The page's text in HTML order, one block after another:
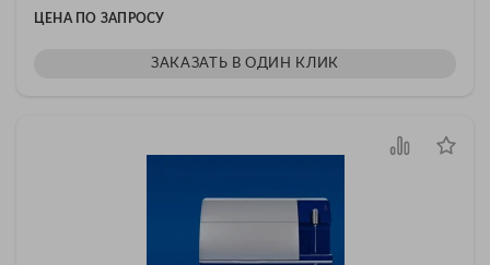
ЦЕНА ПО ЗАПРОСУ
ЗАКАЗАТЬ В ОДИН КЛИК